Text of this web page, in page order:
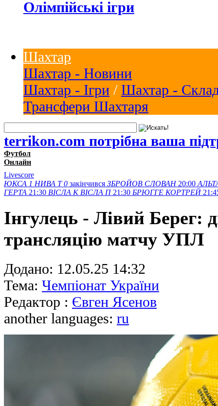
Олімпійські ігри
Шахтар
Шахтар - Новини
Шахтар - Ігри / Шахтар -
Трансфери Шахтаря
terrikon.com потрібна ваша
Футбол
Онлайн
Livescore
ЮКСА 1 НИВА Т 0 закінчився ЗБРОЙОВ СЛОВАН 20:00
ГЕРТА 21:30 ВІСЛА K ВІСЛА П 21:30 БРЮГГЕ КОРТРЕЙ
Інгулець - Лівий Берег:
трансляцію матчу УПЛ
Додано: 12.05.25 14:32
Тема: Чемпіонат України
Редактор : Євген Ясенов
another languages: ru